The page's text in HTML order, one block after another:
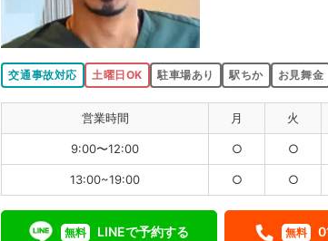
交通事故対応 土曜日OK 駐車場あり 駅ちか お見舞金
営業時間 月 火
9:00〜12:00 ○ ○
13:00~19:00 ○ ○
無料 LINEで予約する 無料